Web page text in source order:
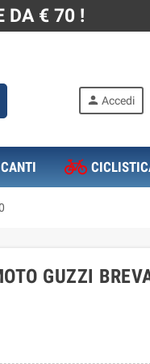
DA € 70 !
person Accedi
GUZZI